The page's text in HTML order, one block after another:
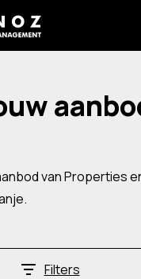
van Properties
Filters